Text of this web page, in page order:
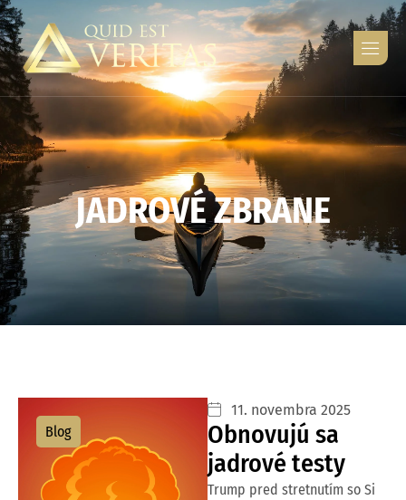
JADROVÉZBRANE
Blog
11. novembra 2025
Obnovujú sa
jadrové testy
Trump pred stretnutím so Si